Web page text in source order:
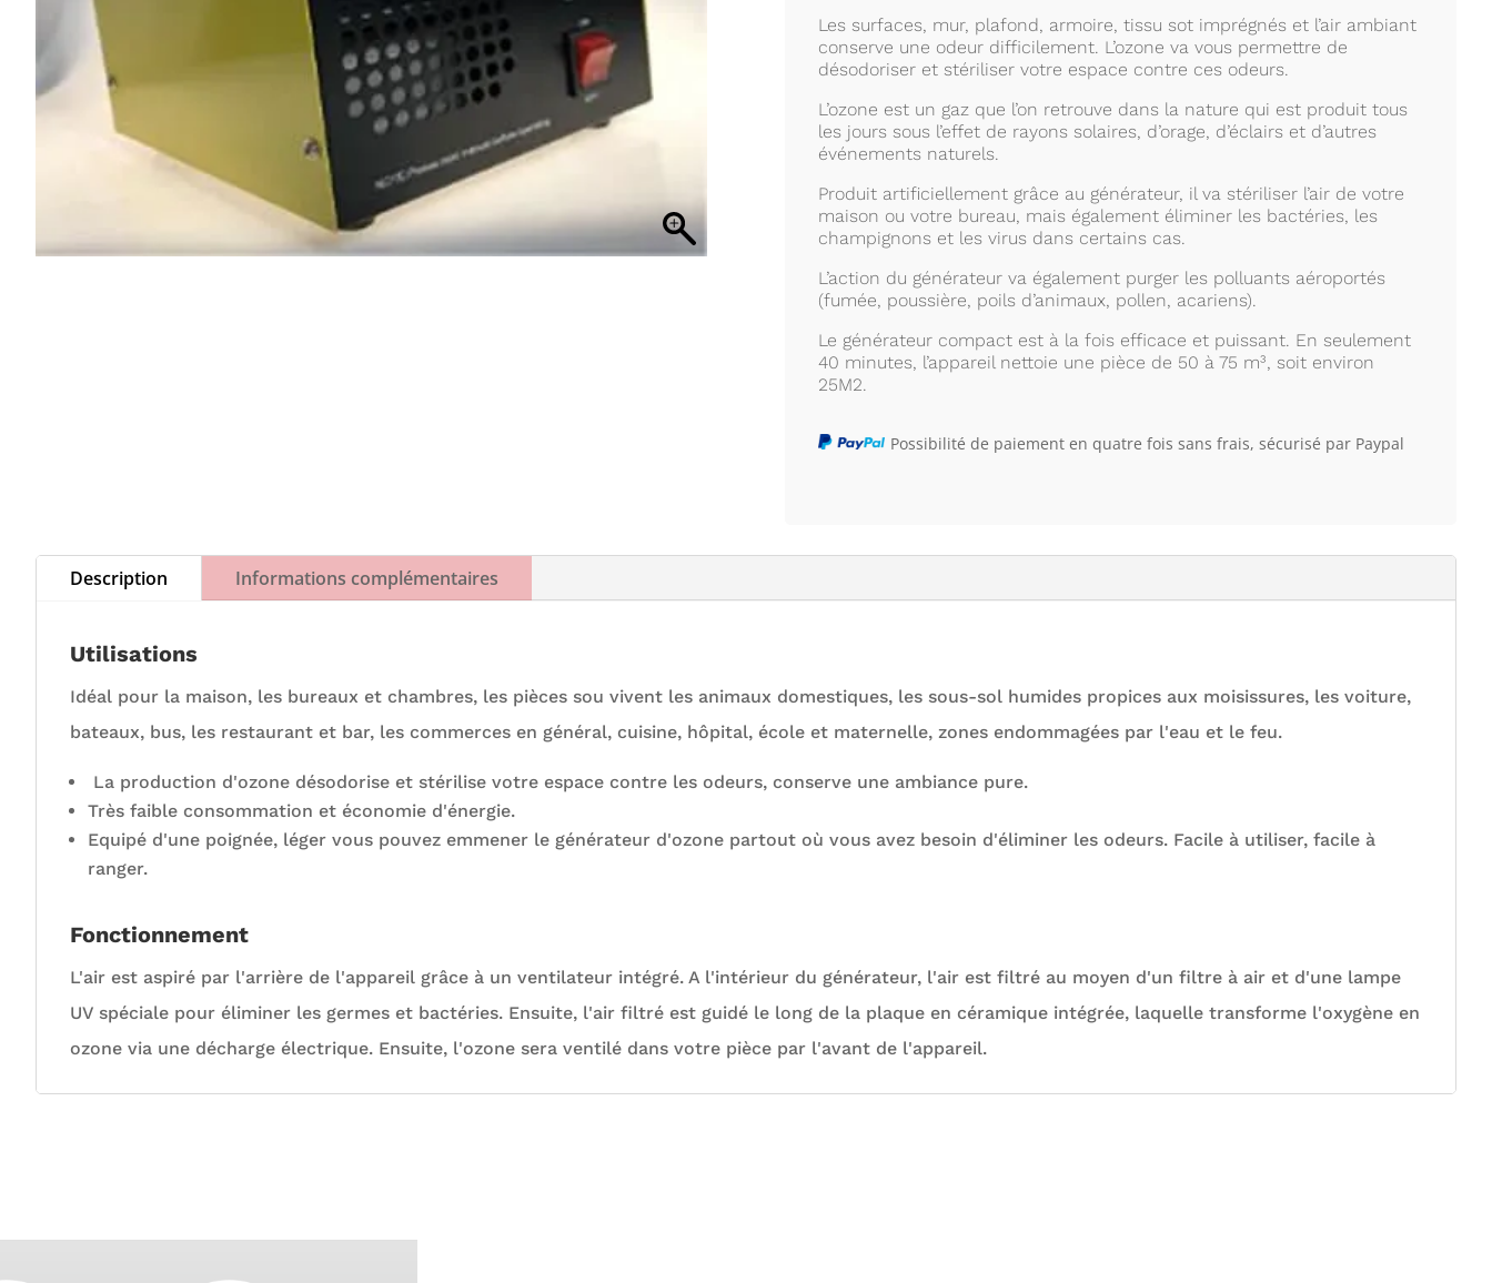
Les surfaces, mur, plafond, armoire, tissu sot imprégnés et l’air ambiant
conserve une odeur difficilement. L’ozone va vous permettre de
désodoriser et stériliser votre espace contre ces odeurs.
L’ozone est un gaz que l’on retrouve dans la nature qui est produit tous
les jours sous l’effet de rayons solaires, d’orage, d’éclairs et d’autres
événements naturels.
Produit artificiellement grâce au générateur, il va stériliser l’air de votre
maison ou votre bureau, mais également éliminer les bactéries, les
champignons et les virus dans certains cas.
L’action du générateur va également purger les polluants aéroportés
(fumée, poussière, poils d’animaux, pollen, acariens).
Le générateur compact est à la fois efficace et puissant. En seulement
40 minutes, l’appareil nettoie une pièce de 50 à 75 m³, soit environ
25M2.
Possibilité de paiement en quatre fois sans frais, sécurisé par Paypal
Description Informations complémentaires
Utilisations
Idéal pour la maison, les bureaux et chambres, les pièces sou vivent les animaux domestiques, les sous-sol humides propices aux moisissures, les voiture,
bateaux, bus, les restaurant et bar, les commerces en général, cuisine, hôpital, école et maternelle, zones endommagées par l'eau et le feu.
La production d'ozone désodorise et stérilise votre espace contre les odeurs, conserve une ambiance pure.
Très faible consommation et économie d'énergie.
Equipé d'une poignée, léger vous pouvez emmener le générateur d'ozone partout où vous avez besoin d'éliminer les odeurs. Facile à utiliser, facile à
ranger.
Fonctionnement
L'air est aspiré par l'arrière de l'appareil grâce à un ventilateur intégré. A l'intérieur du générateur, l'air est filtré au moyen d'un filtre à air et d'une lampe
UV spéciale pour éliminer les germes et bactéries. Ensuite, l'air filtré est guidé le long de la plaque en céramique intégrée, laquelle transforme l'oxygène en
ozone via une décharge électrique. Ensuite, l'ozone sera ventilé dans votre pièce par l'avant de l'appareil.